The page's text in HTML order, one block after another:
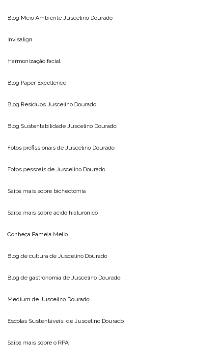
Blog Meio Ambiente Juscelino Dourado
Invisalign
Harmonização facial
Blog Paper Excellence
Blog Resíduos Juscelino Dourado
Blog Sustentabilidade Juscelino Dourado
Fotos profissionais de Juscelino Dourado
Fotos pessoais de Juscelino Dourado
Saiba mais sobre bichectomia
Saiba mais sobre acido hialuronico
Conheça Pamela Mello
Blog de cultura de Juscelino Dourado
Blog de gastronomia de Juscelino Dourado
Medium de Juscelino Dourado
Escolas Sustentáveis, de Juscelino Dourado
Saiba mais sobre o RPA